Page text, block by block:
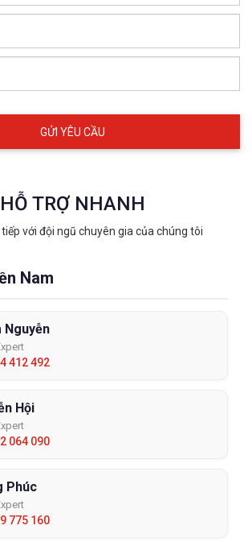
HỖ TRỢ NHANH
với đội ngũ chuyên gia của chúng tôi
Nam
Nguyễn
412 492
Hội
064 090
Phúc
775 160